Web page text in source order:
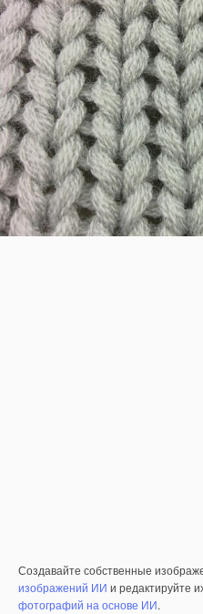
Создавайте собственные
изображений ИИ и редактируйте
фотографий на основе ИИ.